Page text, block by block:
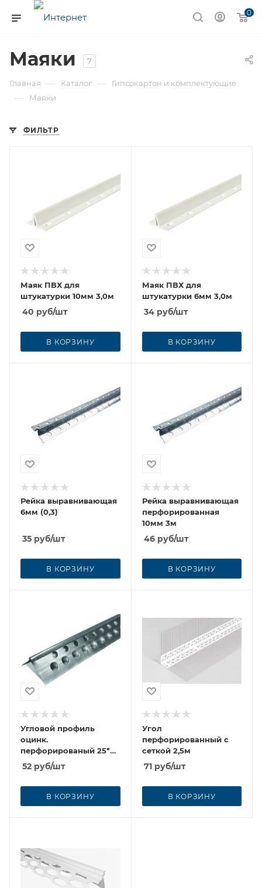
0
Маяки 7
Главная — Каталог — Гипсокартон и комплектующие
— Маяки
ФИЛЬТР
Маяк ПВХ для
штукатурки 10мм 3,0м
40 руб/шт
В КОРЗИНУ
Маяк ПВХ для
штукатурки 6мм 3,0м
34руб/шт
В КОРЗИНУ
Рейка выравнивающая
6мм (0,3)
35 руб/шт
В КОРЗИНУ
Рейка выравнивающая
перфорированная
10мм 3м
46руб/шт
В КОРЗИНУ
Угловой профиль
оцинк.
перфорированый 25*25
3м
52 руб/шт
В КОРЗИНУ
Угол
перфорированный с
сеткой 2,5м
71руб/шт
В КОРЗИНУ